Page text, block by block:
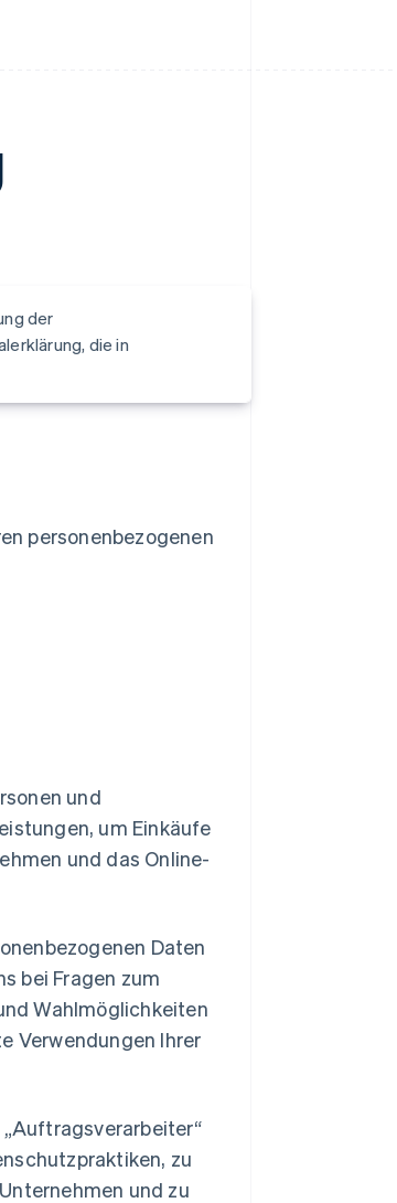
der
die in
personenbezogenen
und
um Einkäufe
und das Online-
Daten
bei Fragen zum
Wahlmöglichkeiten
Verwendungen Ihrer
zu
und zu